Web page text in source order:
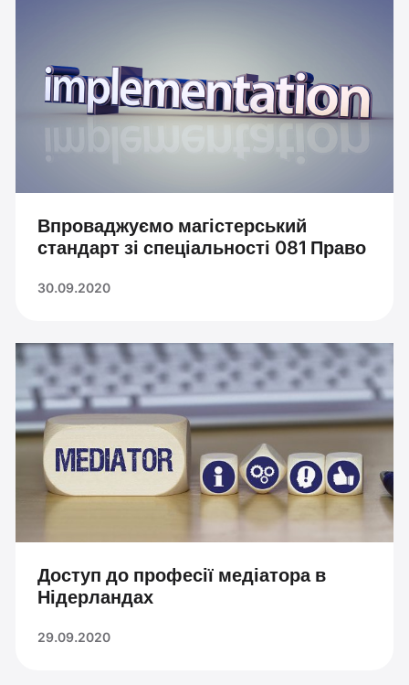
Впроваджуємо магістерський
стандарт зі спеціальності 081 Право
30.09.2020
Доступ до професії медіатора в
Нідерландах
29.09.2020